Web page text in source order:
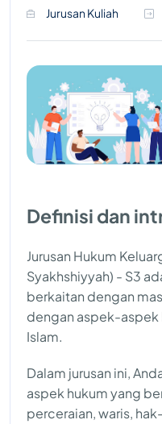
Jurusan Kuliah
Definisi dan
Jurusan Hukum
Syakhshiyyah) - S3
berkaitan dengan
dengan aspek-aspek
Islam.
Dalam jurusan ini,
aspek hukum yang
perceraian, waris,